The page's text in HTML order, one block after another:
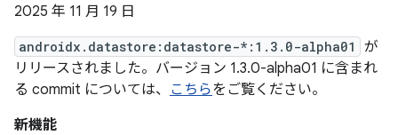
2025 年 11 月 19 日
androidx.datastore:datastore-*:1.3.0-alpha01
が
リリースされました。バージョン 1.3.0-alpha01 に含まれ
る commit については、 こちらをご覧ください。
新機能